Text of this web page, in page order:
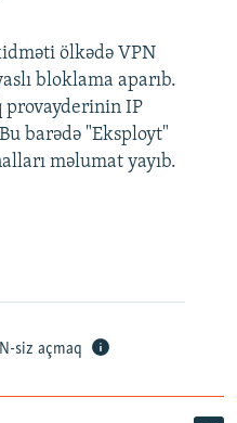
ölkədə VPN
bloklama aparıb.
provayderinin IP
barədə "Eksployt"
məlumat yayıb.
siz açmaq